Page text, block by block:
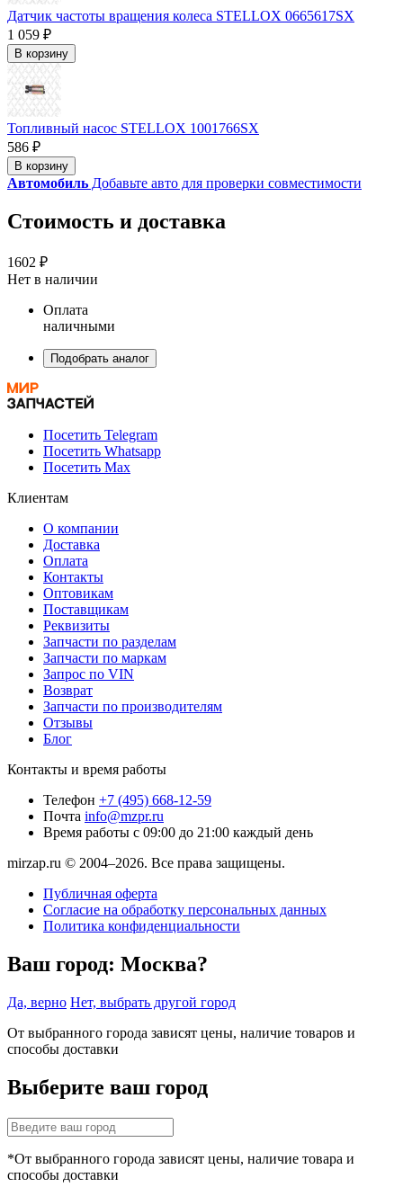
Датчик частоты вращения колеса STELLOX 0665617SX
1 059 ₽
В корзину
Топливный насос STELLOX 1001766SX
586 ₽
В корзину
Автомобиль Добавьте авто для проверки совместимости
Стоимость и доставка
1602 ₽
Нет в наличии
Оплата
наличными
Подобрать аналог
Посетить Telegram
Посетить Whatsapp
Посетить Max
Клиентам
О компании
Доставка
Оплата
Контакты
Оптовикам
Поставщикам
Реквизиты
Запчасти по разделам
Запчасти по маркам
Запрос по VIN
Возврат
Запчасти по производителям
Отзывы
Блог
Контакты и время работы
Телефон +7 (495) 668-12-59
Почта info@mzpr.ru
Время работы с 09:00 до 21:00 каждый день
mirzap.ru © 2004–2026. Все права защищены.
Публичная оферта
Согласие на обработку персональных данных
Политика конфиденциальности
Ваш город: Москва?
Да, верно Нет, выбрать другой город
От выбранного города зависят цены, наличие товаров и
способы доставки
Выберите ваш город
*От выбранного города зависят цены, наличие товара и
способы доставки